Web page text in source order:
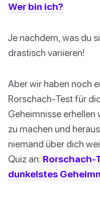
Wer bin ich?
Je nachdem, was du
drastisch variieren!
Aber wir haben noch
Rorschach-Test für
Geheimnisse erhellen
zu machen und
niemand über dich
Quiz an: Rorschach-
dunkelstes